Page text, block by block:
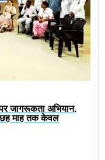
जागरूकता अभियान,
छह माह तक केवल